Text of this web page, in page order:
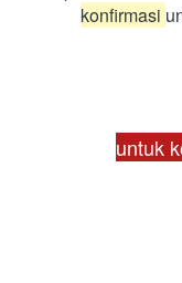
konfirmasi
untuk